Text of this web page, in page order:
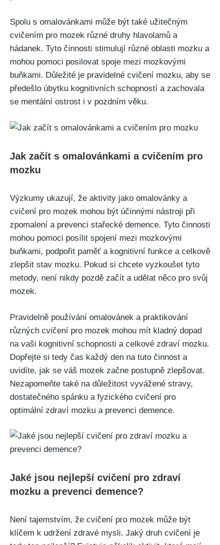
Spolu s omalovánkami může být také užitečným
cvičením pro mozek různé druhy hlavolamů a
hádanek. Tyto činnosti stimulují různé oblasti mozku a
mohou pomoci posilovat spoje mezi mozkovými
buňkami. Důležité je pravidelné cvičení mozku, aby se
předešlo úbytku kognitivních schopností a zachovala
se mentální ostrost i v pozdním věku.
Jak začít s omalovánkami a cvičením pro
mozku
Výzkumy ukazují, že aktivity jako omalovánky a
cvičení pro mozek mohou být účinnými nástroji při
zpomalení a prevenci stařecké demence. Tyto činnosti
mohou pomoci posílit spojení mezi mozkovými
buňkami, podpořit paměť a kognitivní funkce a celkově
zlepšit stav mozku. Pokud si chcete vyzkoušet tyto
metody, není nikdy pozdě začít a udělat něco pro svůj
mozek.
Pravidelně používání omalovánek a praktikování
různých cvičení pro mozek mohou mít kladný dopad
na vaši kognitivní schopnosti a celkové zdraví mozku.
Dopřejte si tedy čas každý den na tuto činnost a
uvidíte, jak se váš mozek začne postupně zlepšovat.
Nezapomeňte také na důležitost vyvážené stravy,
dostatečného spánku a fyzického cvičení pro
optimální zdraví mozku a prevenci demence.
Jaké jsou nejlepší cvičení pro zdraví
mozku a prevenci demence?
Není tajemstvím, že cvičení pro mozek může být
klíčem k udržení zdravé mysli. Jaký druh cvičení je